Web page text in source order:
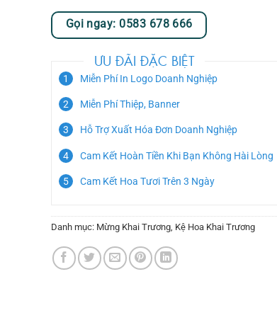
Gọi ngay: 0583 678 666
ƯU ĐÃI ĐẶC BIỆT
Miễn Phí In Logo Doanh Nghiệp
Miễn Phí Thiệp, Banner
Hỗ Trợ Xuất Hóa Đơn Doanh Nghiệp
Cam Kết Hoàn Tiền Khi Bạn Không Hài Lòng
Cam Kết Hoa Tươi Trên 3 Ngày
Danh mục: Mừng Khai Trương Kệ Hoa Khai Trương